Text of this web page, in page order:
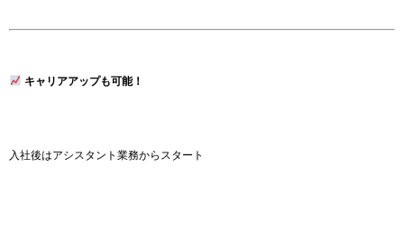
キャリアアップも可能！
入社後はアシスタント業務からスタート